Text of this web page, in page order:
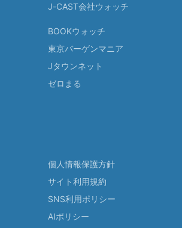
J-CAST会社ウォッチ
BOOKウォッチ
東京バーゲンマニア
Jタウンネット
ゼロまる
個人情報保護方針
サイト利用規約
SNS利用ポリシー
AIポリシー